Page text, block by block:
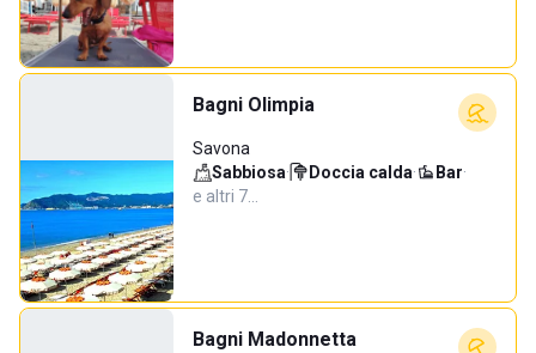
Bagni Olimpia
Savona
Sabbiosa· Doccia calda· Bar·
e altri 7…
Bagni Madonnetta